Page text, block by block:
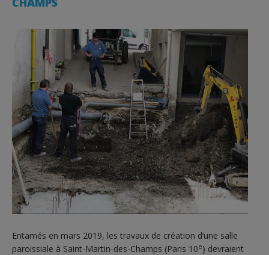
Entamés en mars 2019, les travaux de création d’une salle
paroissiale à Saint-Martin-des-Champs (Paris 10e) devraient